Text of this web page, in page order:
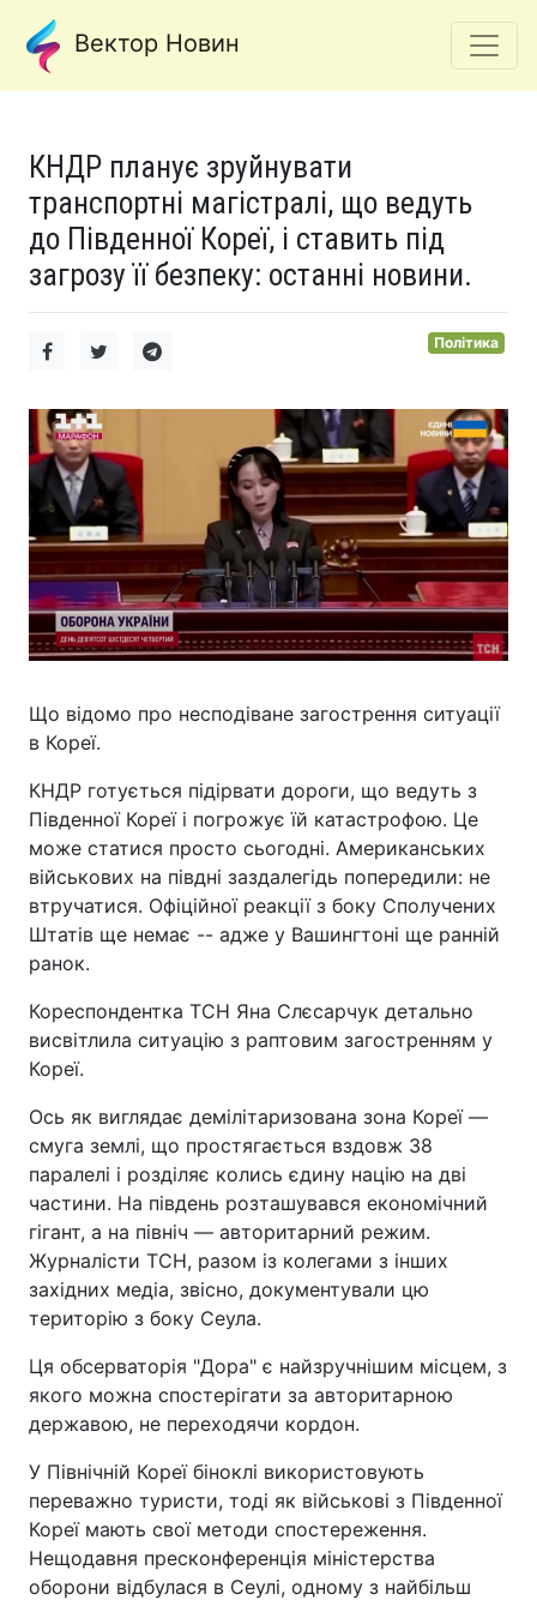
Вектор Новин
КНДР планує зруйнувати
транспортні магістралі, що ведуть
до Південної Кореї, і ставить під
загрозу її безпеку: останні новини.
Політика
Що відомо про несподіване загострення ситуації
в Кореї.
КНДР готується підірвати дороги, що ведуть з
Південної Кореї і погрожує їй катастрофою. Це
може статися просто сьогодні. Американських
військових на півдні заздалегідь попередили: не
втручатися. Офіційної реакції з боку Сполучених
Штатів ще немає -- адже у Вашингтоні ще ранній
ранок.
Кореспондентка ТСН Яна Слєсарчук детально
висвітлила ситуацію з раптовим загостренням у
Кореї.
Ось як виглядає демілітаризована зона Кореї —
смуга землі, що простягається вздовж 38
паралелі і розділяє колись єдину націю на дві
частини. На південь розташувався економічний
гігант, а на північ — авторитарний режим.
Журналісти ТСН, разом із колегами з інших
західних медіа, звісно, документували цю
територію з боку Сеула.
Ця обсерваторія "Дора" є найзручнішим місцем, з
якого можна спостерігати за авторитарною
державою, не переходячи кордон.
У Північній Кореї біноклі використовують
переважно туристи, тоді як військові з Південної
Кореї мають свої методи спостереження.
Нещодавня пресконференція міністерства
оборони відбулася в Сеулі, одному з найбільш